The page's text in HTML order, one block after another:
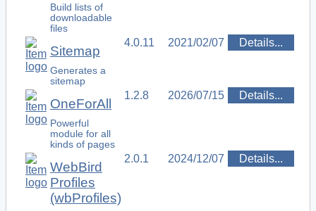
Build lists of
downloadable
files
Sitemap
Generates a
sitemap
4.0.11 2021/02/07 Details...
OneForAll
Powerful
module for all
kinds of pages
1.2.8 2026/07/15 Details...
WebBird
Profiles
(wbProfiles)
2.0.1 2024/12/07 Details...